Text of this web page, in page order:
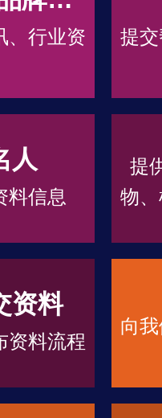
、行业资
提
人
料信息
提
物
资料
资料流程
向